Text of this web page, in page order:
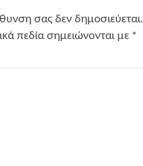
σας δεν δημοσιεύεται.
πεδία σημειώνονται με *